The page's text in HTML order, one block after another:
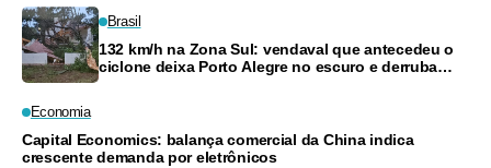
Brasil
132 km/h na Zona Sul: vendaval que antecedeu o
ciclone deixa Porto Alegre no escuro e derruba
Economia
Capital Economics: balança comercial da China indica
crescente demanda por eletrônicos